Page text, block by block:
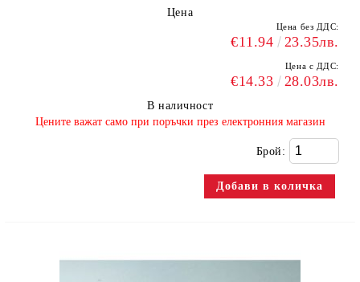
Цена
Цена без ДДС:
€11.94 23.35лв.
Цена с ДДС:
€14.33 28.03лв.
В наличност
​Цените важат само при поръчки през електронния магазин
Брой: